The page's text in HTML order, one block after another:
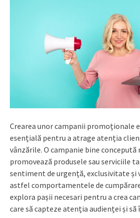
Crearea unor campanii promoționale
esențială pentru a atrage atenția
vânzările. O campanie bine concepută
promovează produsele sau serviciile
sentiment de urgență, exclusivitate și
astfel comportamentele de
explora pașii necesari pentru a crea
care să capteze atenția audienței și